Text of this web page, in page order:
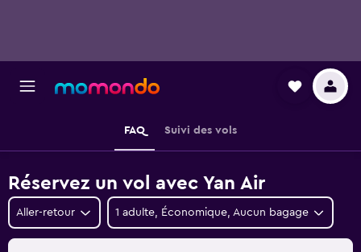
FAQ Suivi des vols
Réservez un vol avec Yan Air
Aller-retour 1 adulte, Économique, Aucun bagage